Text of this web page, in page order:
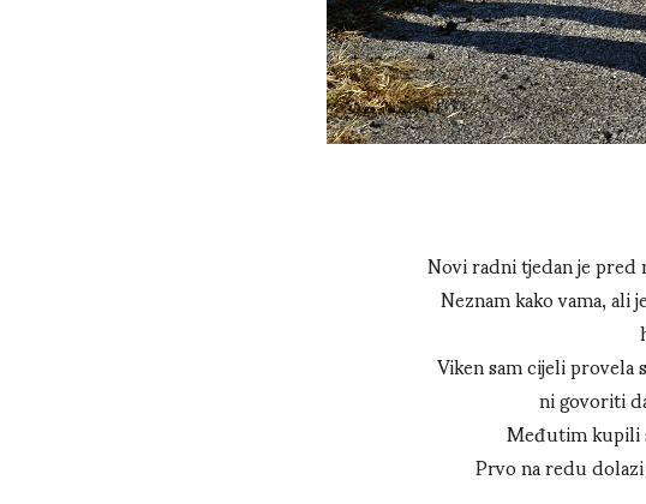
Novi radni tjedan je pred
Neznam kako vama,
Viken sam cijeli
ni govoriti
Međutim kupili
Prvo na redu